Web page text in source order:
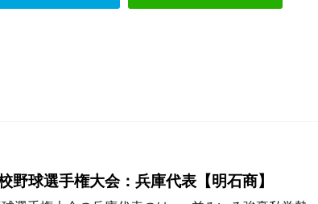
野球選手権大会：兵庫代表【明石商】